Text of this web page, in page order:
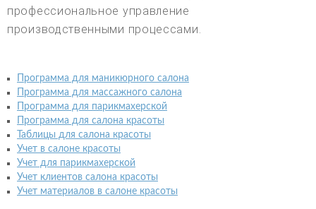
профессиональное управление
производственными процессами.
Программа для маникюрного салона
Программа для массажного салона
Программа для парикмахерской
Программа для салона красоты
Таблицы для салона красоты
Учет в салоне красоты
Учет для парикмахерской
Учет клиентов салона красоты
Учет материалов в салоне красоты